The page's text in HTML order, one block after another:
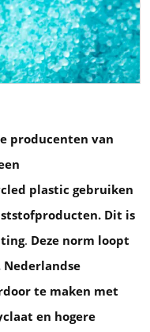
producenten van
plastic gebruiken
Dit is
. Deze norm loopt
Nederlandse
te maken met
en hogere